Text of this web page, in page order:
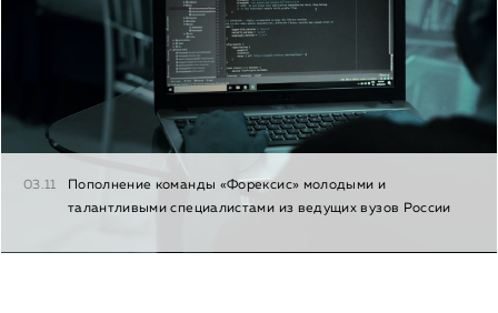
03.11
Пополнение команды «Форексис» молодыми и
талантливыми специалистами из ведущих вузов России